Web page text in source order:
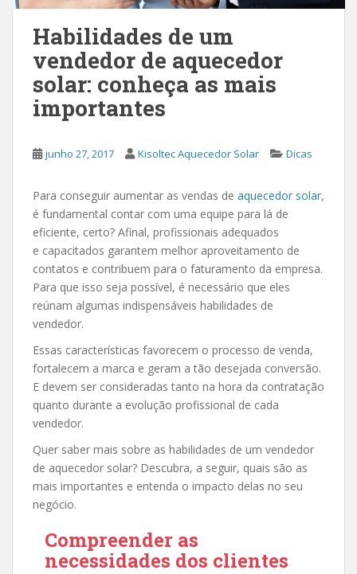
Habilidades de um
vendedor de aquecedor
solar: conheça as mais
importantes
junho 27, 2017 Kisoltec Aquecedor Solar Dicas
Para conseguir aumentar as vendas de aquecedor solar,
é fundamental contar com uma equipe para lá de
eficiente, certo? Afinal, profissionais adequados
e capacitados garantem melhor aproveitamento de
contatos e contribuem para o faturamento da empresa.
Para que isso seja possível, é necessário que eles
reúnam algumas indispensáveis habilidades de
vendedor.
Essas características favorecem o processo de venda,
fortalecem a marca e geram a tão desejada conversão.
E devem ser consideradas tanto na hora da contratação
quanto durante a evolução profissional de cada
vendedor.
Quer saber mais sobre as habilidades de um vendedor
de aquecedor solar? Descubra, a seguir, quais são as
mais importantes e entenda o impacto delas no seu
negócio.
Compreender as
necessidades dos clientes